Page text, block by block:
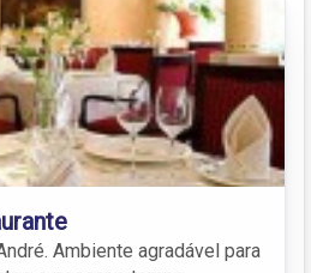
Ambiente agradável para